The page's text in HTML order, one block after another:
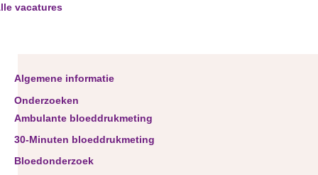
vacatures
Algemene informatie
Onderzoeken
Ambulante bloeddrukmeting
30-Minuten bloeddrukmeting
Bloedonderzoek